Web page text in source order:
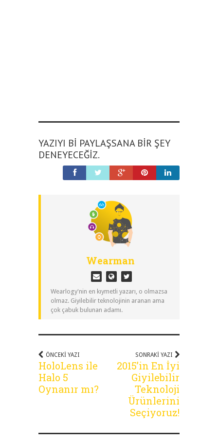
YAZIYI BI PAYLAŞSANA BIR ŞEY
DENEYECEĞIZ.
Wearman
Wearlogy'nin en kıymetli yazarı, o olmazsa
olmaz. Giyilebilir teknolojinin aranan ama
çok çabuk bulunan adamı.
ÖNCEKI YAZI
HoloLens ile
Halo 5
Oynanır mı?
SONRAKI YAZI
2015’in En İyi
Giyilebilir
Teknoloji
Ürünlerini
Seçiyoruz!